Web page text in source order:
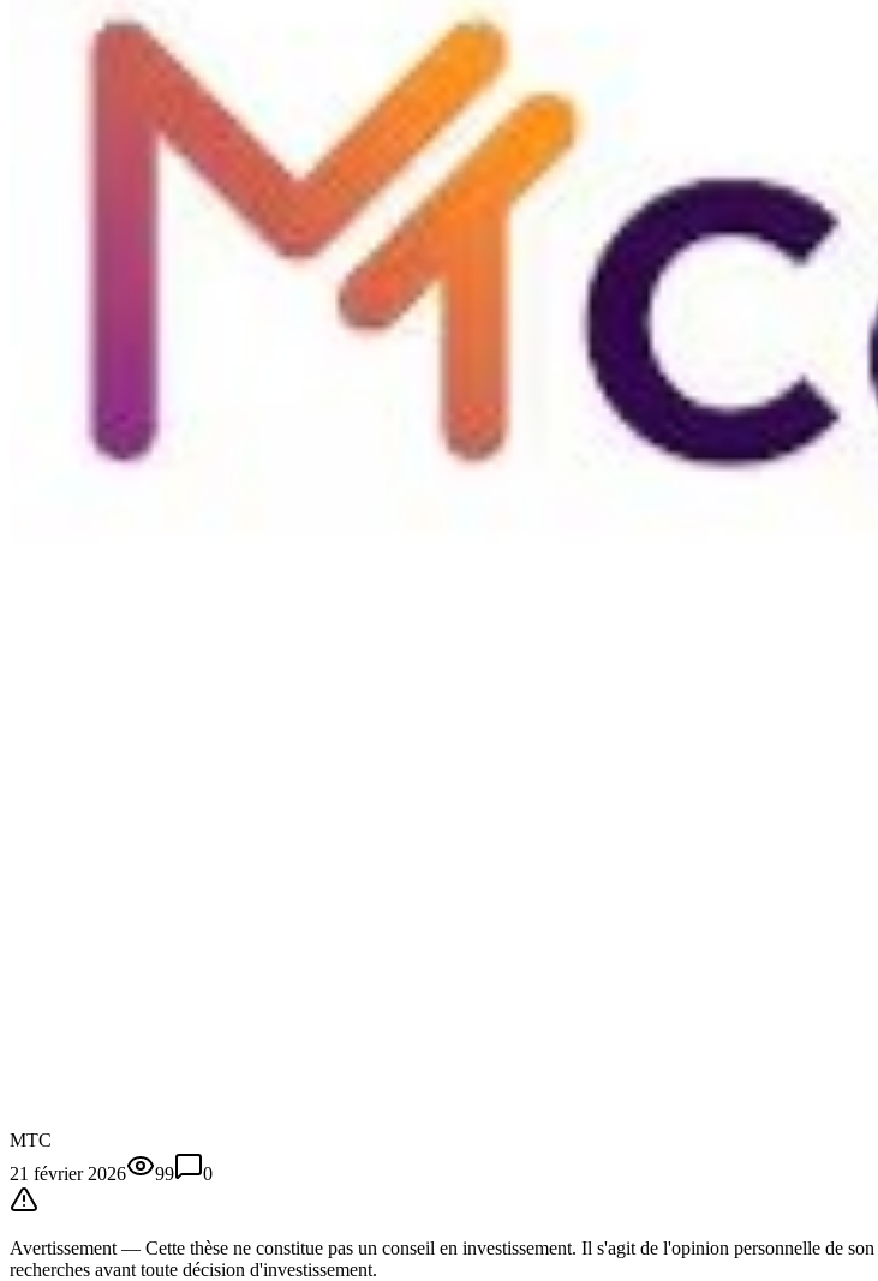
MTC
21 février 2026
99 0
Avertissement — Cette thèse ne constitue pas un conseil en investissement. Il s'agit de l'opinion personnelle de
recherches avant toute décision d'investissement.